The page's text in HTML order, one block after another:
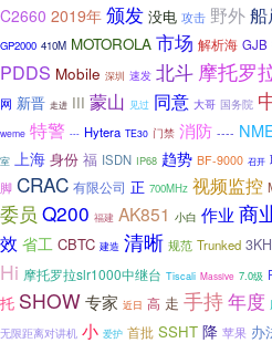
C2660 2019年 颁发 没电 攻击 野外船
GP2000 410M MOTOROLA 市场 解析海 GJB
PDDS Mobile 深圳 速发 北斗 摩托罗
网 新晋 走进 III 蒙山 见过 同意 大哥 国务院
weme 特警 --- Hytera TE30 门禁 消防 ----
室 上海 身份 福 ISDN IP68 趋势 BF-9000 召开
脚 CRAC 有限公司 正 700MHz 视频监控
委员 Q200 福建 AK851 小白 作业 商
效 省工 CBTC 建造 清晰 规范 Trunked
Hi 摩托罗拉slr1000中继台 Tiscali Massive 7.0级
托 SHOW专家 近日 高 走 手持年度
无限距离对讲机 小 爱护 首批 SSHT 降 苹果 办